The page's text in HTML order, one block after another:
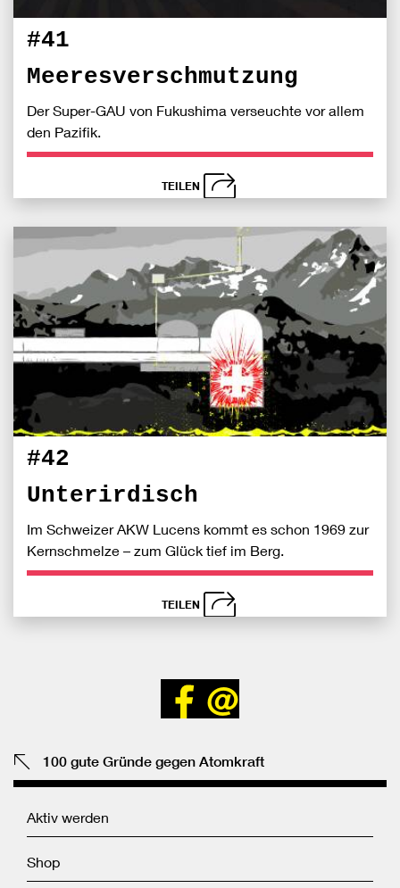
#41
Meeresverschmutzung
Der Super-GAU von Fukushima verseuchte vor allem
den Pazifik.
TEILEN
schließen
Bei
#42
Unterirdisch
Im Schweizer AKW Lucens kommt es schon 1969 zur
Kernschmelze – zum Glück tief im Berg.
TEILEN
Bei
Facebook
100 gute Gründe gegen Atomkraft
Aktiv werden
Shop